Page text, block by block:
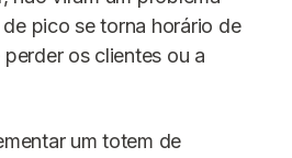
pico se torna horário de
os clientes ou a
um totem de